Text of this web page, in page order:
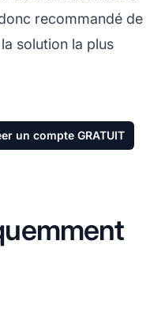
recommandé de
solution la plus
un compte GRATUIT